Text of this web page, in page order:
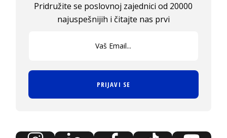
Pridružite se poslovnoj zajednici od 20000
najuspešnijih i čitajte nas prvi
PRIJAVI SE